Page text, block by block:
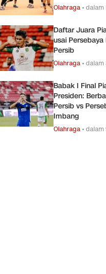
Olahraga •dalam
Daftar Juara
usai
Persib
Olahraga •dalam
Babak I Final
Presiden:
Persib vs
Imbang
Olahraga •dalam